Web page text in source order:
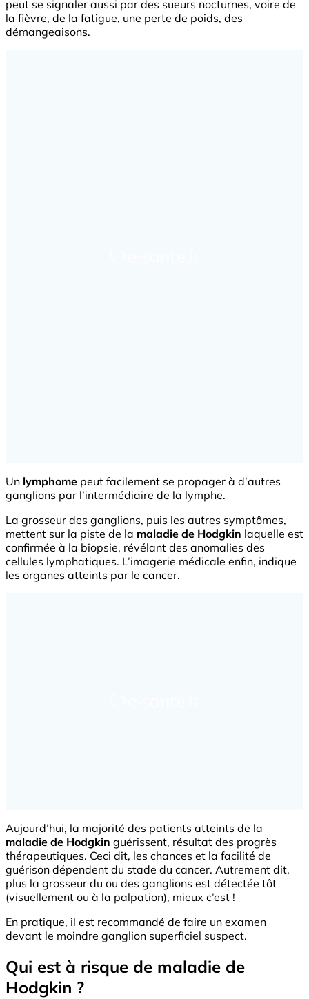
peut se signaler aussi par des sueurs nocturnes, voire de
la fièvre, de la fatigue, une perte de poids, des
démangeaisons.
Un lymphome peut facilement se propager à d’autres
ganglions par l’intermédiaire de la lymphe.
La grosseur des ganglions, puis les autres symptômes,
mettent sur la piste de la maladie de Hodgkin laquelle est
confirmée à la biopsie, révélant des anomalies des
cellules lymphatiques. L’imagerie médicale enfin, indique
les organes atteints par le cancer.
Aujourd’hui, la majorité des patients atteints de la
maladie de Hodgkin guérissent, résultat des progrès
thérapeutiques. Ceci dit, les chances et la facilité de
guérison dépendent du stade du cancer. Autrement dit,
plus la grosseur du ou des ganglions est détectée tôt
(visuellement ou à la palpation), mieux c’est !
En pratique, il est recommandé de faire un examen
devant le moindre ganglion superficiel suspect.
Qui est à risque de maladie de
Hodgkin ?